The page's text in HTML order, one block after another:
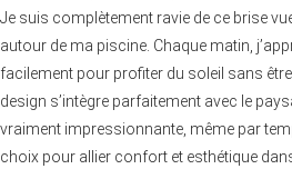
Je suis complètement ravie de ce brise
autour de ma piscine. Chaque matin,
facilement pour profiter du soleil sans
design s’intègre parfaitement avec le
vraiment impressionnante, même par
choix pour allier confort et esthétique